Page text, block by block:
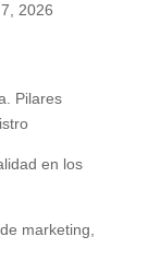
2026
Pilares
en los
marketing,